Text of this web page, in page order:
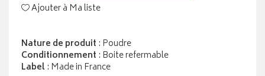
Ajouter à Ma liste
Nature de produit : Poudre
Conditionnement : Boite refermable
Label: Made in France